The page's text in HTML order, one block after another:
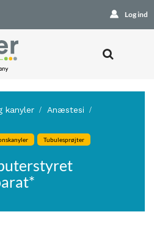
Log ind
kanyler
Anæstesi
Tubulesprøjter